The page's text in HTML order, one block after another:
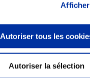
Autoriser tous les
Autoriser la sélection